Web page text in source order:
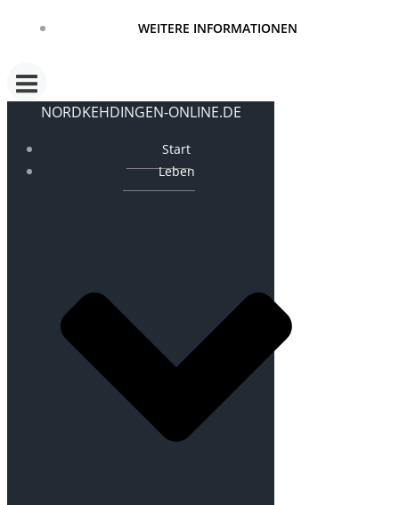
WEITERE INFORMATIONEN
NORDKEHDINGEN-ONLINE.DE
Start
Leben